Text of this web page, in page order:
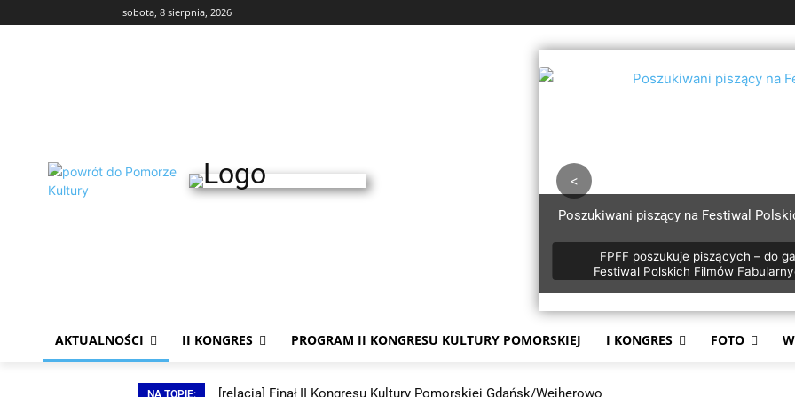
sobota, 8 sierpnia, 2026
tradycyjnej muzyki, zobaczyć barwne tańce i poznać
lokalnych zwyczajów. Festiwal służy nie tylko
prezentacji dorobku artystycznego, ale także […]
Poszukiwani piszący na Festiwal Polskich Filmów Fabularnych
FPFF poszukuje piszących – do gazety festiwalowej. 51.
Festiwal Polskich Filmów Fabularnych w Gdyni to pokazy
wymiany myśli, pole do komentowania tego, co dzieje się w
wydawanej od początku istnienia FPFF. W tym roku gazeta
<
AKTUALNOŚCI II KONGRES PROGRAM II KONGRESU KULTURY POMORSKIEJ I KONGRES FOTO
NA TOPIE: [relacja] Finał II Kongresu Kultury Pomorskiej Gdańsk/Wejherowo